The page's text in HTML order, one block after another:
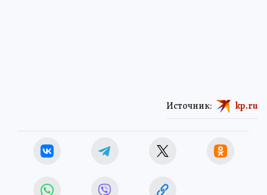
Источник: kp.ru